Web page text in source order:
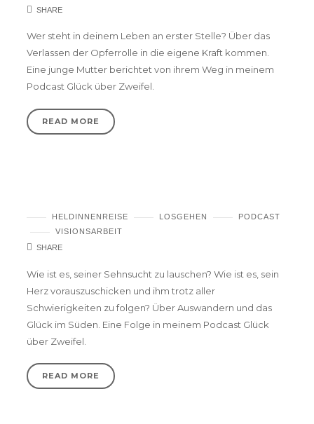
SHARE
Wer steht in deinem Leben an erster Stelle? Über das
Verlassen der Opferrolle in die eigene Kraft kommen.
Eine junge Mutter berichtet von ihrem Weg in meinem
Podcast Glück über Zweifel.
READ MORE
HELDINNENREISE LOSGEHEN
PODCAST
VISIONSARBEIT
SHARE
Wie ist es, seiner Sehnsucht zu lauschen? Wie ist es, sein
Herz vorauszuschicken und ihm trotz aller
Schwierigkeiten zu folgen? Über Auswandern und das
Glück im Süden. Eine Folge in meinem Podcast Glück
über Zweifel.
READ MORE